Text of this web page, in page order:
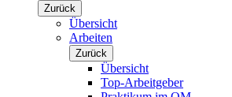
Zurück
Übersicht
Arbeiten
Zurück
Übersicht
Top-Arbeitgeber